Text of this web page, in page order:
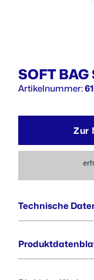
SOFT BAG
Artikelnummer:
Zur
Technische